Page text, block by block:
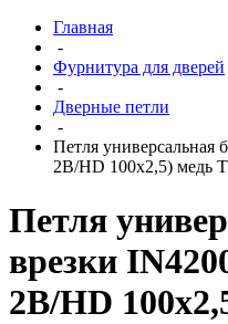
Главная
-
Фурнитура для дверей
-
Дверные петли
-
Петля универсальная
2B/HD 100x2,5) медь
Петля
врезки
2B/HD